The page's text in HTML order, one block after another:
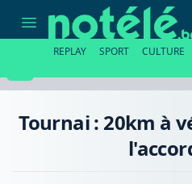
20km
rythme
REPLAY SPORT CULTURE
Tournai : 20km à